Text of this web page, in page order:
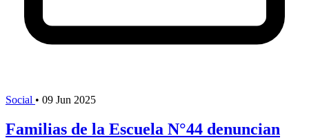
Social • 09 Jun 2025
Familias de la Escuela N°44 denuncian